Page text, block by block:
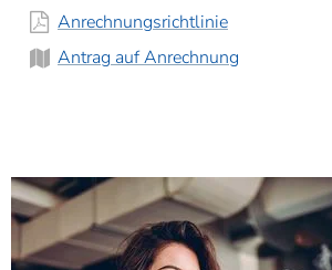
Anrechnungsrichtlinie
Antrag auf Anrechnung